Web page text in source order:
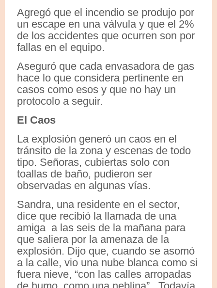
Agregó que el incendio se produjo por
un escape en una válvula y que el 2%
de los accidentes que ocurren son por
fallas en el equipo.
Aseguró que cada envasadora de gas
hace lo que considera pertinente en
casos como esos y que no hay un
protocolo a seguir.
El Caos
La explosión generó un caos en el
tránsito de la zona y escenas de todo
tipo. Señoras, cubiertas solo con
toallas de baño, pudieron ser
observadas en algunas vías.
Sandra, una residente en el sector,
dice que recibió la llamada de una
amiga a las seis de la mañana para
que saliera por la amenaza de la
explosión. Dijo que, cuando se asomó
a la calle, vio una nube blanca como si
fuera nieve, “con las calles arropadas